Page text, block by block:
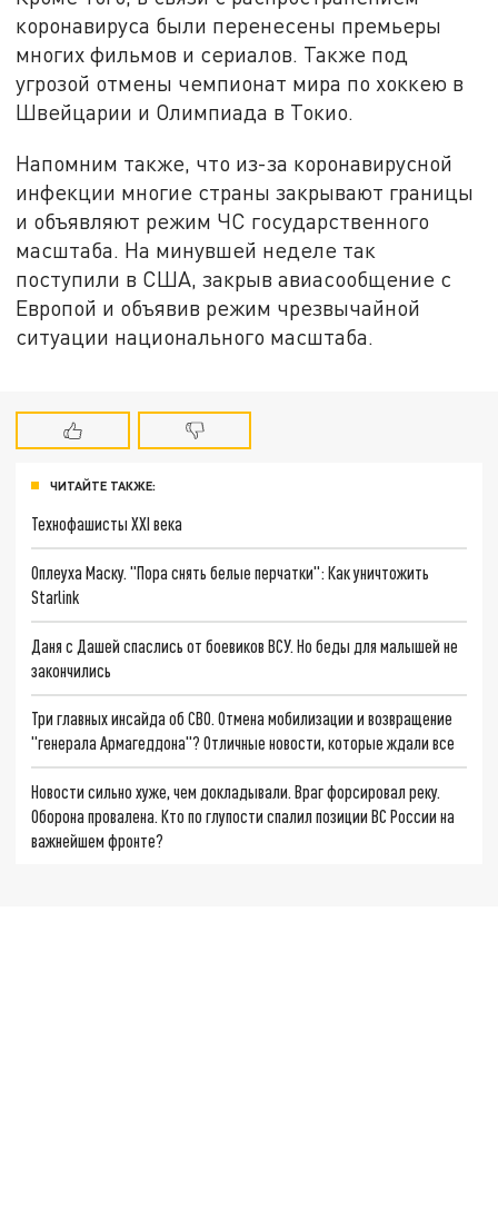
коронавируса были перенесены премьеры
многих фильмов и сериалов. Также под
угрозой отмены чемпионат мира по хоккею в
Швейцарии и Олимпиада в Токио.
Напомним также, что из-за коронавирусной
инфекции многие страны закрывают границы
и объявляют режим ЧС государственного
масштаба. На минувшей неделе так
поступили в США, закрыв авиасообщение с
Европой и объявив режим чрезвычайной
ситуации национального масштаба.
ЧИТАЙТЕ ТАКЖЕ:
Технофашисты XXI века
Оплеуха Маску. "Пора снять белые перчатки": Как уничтожить
Starlink
Даня с Дашей спаслись от боевиков ВСУ. Но беды для малышей не
закончились
Три главных инсайда об СВО. Отмена мобилизации и возвращение
"генерала Армагеддона"? Отличные новости, которые ждали все
Новости сильно хуже, чем докладывали. Враг форсировал реку.
Оборона провалена. Кто по глупости спалил позиции ВС России на
важнейшем фронте?